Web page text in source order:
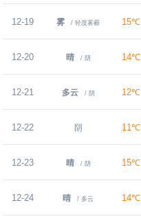
12-19 雾 / 轻度雾霾 15℃
12-20 晴 / 阴 14℃
12-21 多云 / 阴 12℃
12-22 阴 11℃
12-23 晴 / 阴 15℃
12-24 晴 / 多云 14℃